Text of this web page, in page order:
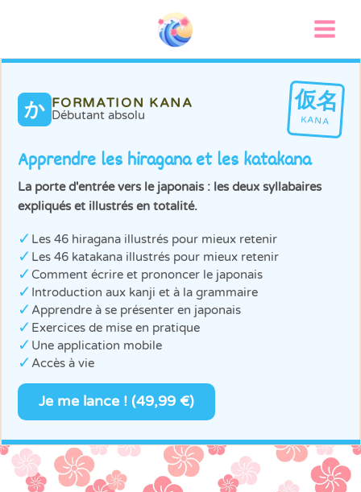
か FORMATION KANA
Débutant absolu
仮名
KANA
Apprendre les hiragana et les katakana
La porte d'entrée vers le japonais : les deux syllabaires
expliqués et illustrés en totalité.
✓ Les 46 hiragana illustrés pour mieux retenir
✓ Les 46 katakana illustrés pour mieux retenir
✓Comment écrire et prononcer le japonais
✓ Introduction aux kanji et à la grammaire
✓Apprendre à se présenter en japonais
✓ Exercices de mise en pratique
✓ Une application mobile
✓Accès à vie
Je me lance ! (49,99 €)